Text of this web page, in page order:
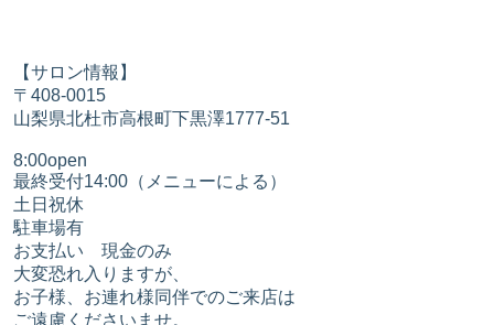
【サロン情報】
〒408-0015
山梨県北杜市高根町下黒澤1777-51
​8:00open
最終受付14:00（メニューによる）
土日祝休
​駐車場有
お支払い 現金のみ
大変恐れ入りますが、
お子様、お連れ様同伴でのご来店は
ご遠慮くださいませ。